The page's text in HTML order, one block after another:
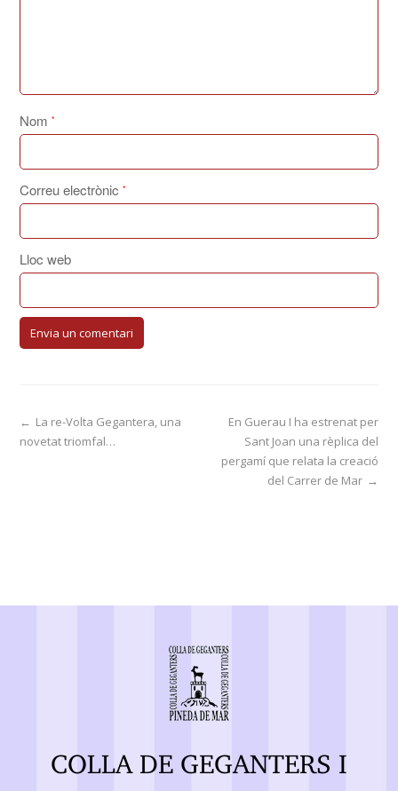
Nom*
Correu electrònic*
Lloc web
En Guerau I ha estrenat per
Sant Joan una rèplica del
pergamí que relata la creació
del Carrer de Mar →
← La re-Volta Gegantera, una
novetat triomfal…
COLLA DE GEGANTERS I